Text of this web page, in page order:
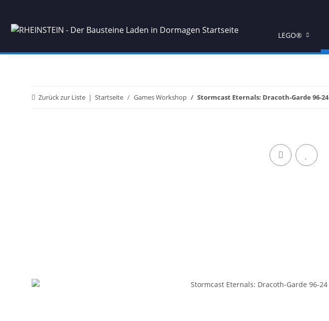
LEGO®
Zurück zur Liste Startseite Games Workshop Stormcast Eternals: Dracoth-Garde 96-24